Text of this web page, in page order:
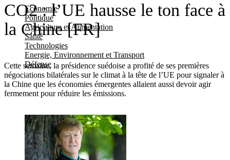
Economie
Politique
Agriculture et Alimentation
Santé
Technologies
Energie, Environnement et Transport
Défense
CO2 : l’UE hausse le ton face à
la Chine [FR]
Cette semaine, la présidence suédoise a profité de ses premières
négociations bilatérales sur le climat à la tête de l’UE pour signaler à
la Chine que les économies émergentes allaient aussi devoir agir
fermement pour réduire les émissions.